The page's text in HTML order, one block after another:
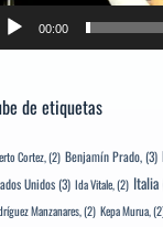
00:00
de etiquetas
Cortez,(2) Benjamín Prado,(3)
Unidos(3) Ida Vitale,(2) Italia
Manzanares,(2) Kepa Murua,